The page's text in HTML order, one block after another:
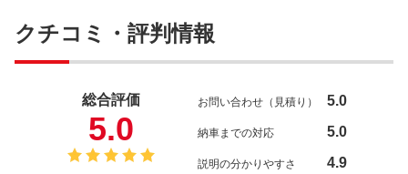
クチコミ・評判情報
総合評価
5.0
お問い合わせ（見積り） 5.0
納車までの対応 5.0
説明の分かりやすさ 4.9